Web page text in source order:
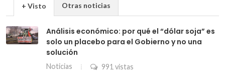
+ Visto Otras noticias
Análisis económico: por qué el “dólar soja” es
solo un placebo para el Gobierno y no una
solución
Noticias 991 vistas